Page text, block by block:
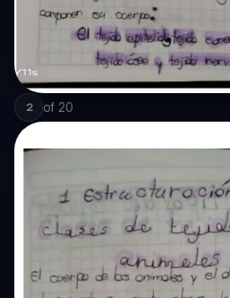
2 of 20